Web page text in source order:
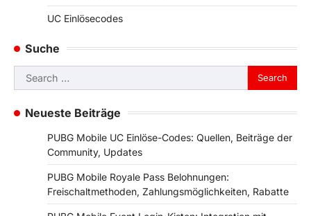
UC Einlösecodes
Suche
Search
for:
Neueste Beiträge
PUBG Mobile UC Einlöse-Codes: Quellen, Beiträge der
Community, Updates
PUBG Mobile Royale Pass Belohnungen:
Freischaltmethoden, Zahlungsmöglichkeiten, Rabatte